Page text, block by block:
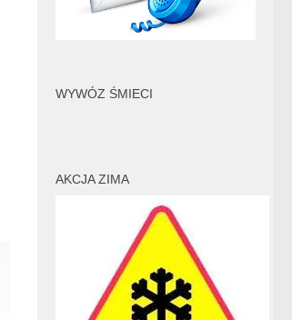
WYWÓZ ŚMIECI
AKCJA ZIMA